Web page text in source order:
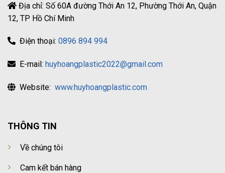
Địa chỉ: Số 60A đường Thới An 12, Phường Thới An, Quận
12, TP Hồ Chí Minh
Điện thoại: 0896 894 994
E-mail: huyhoangplastic2022@gmail.com
Website: www.huyhoangplastic.com
THÔNG TIN
Về chúng tôi
Cam kết bán hàng